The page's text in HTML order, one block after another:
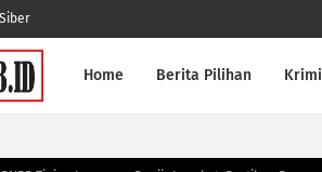
Home Berita Pilihan